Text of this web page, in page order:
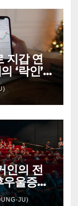
지갑 연
‘락인’
인의 전
울증까
JU)